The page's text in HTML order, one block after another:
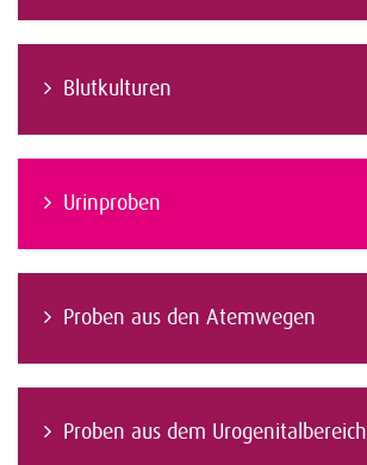
Blutkulturen
Urinproben
Proben aus den Atemwegen
Proben aus dem Urogenitalbereich